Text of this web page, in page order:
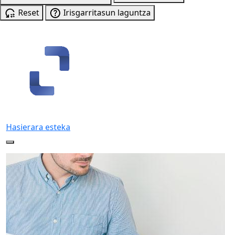
Reset
Irisgarritasun laguntza
Hasierara esteka